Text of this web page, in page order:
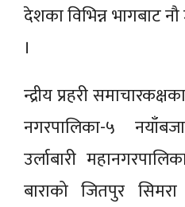
देशका विभिन्न भागबाट
।
न्द्रीय प्रहरी
नगरपालिका-५
उर्लाबारी
बाराको जितपुर